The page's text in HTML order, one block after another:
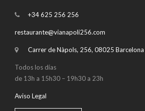
+34 625 256 256
restaurante@vianapoli256.com
Carrer de Nàpols, 256, 08025 Barcelona
Todos los días
de 13h a 15h30 – 19h30 a 23h
Aviso Legal